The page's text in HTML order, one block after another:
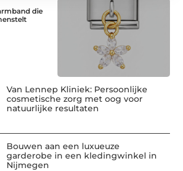
die
Van Lennep Kliniek: Persoonlijke
cosmetische zorg met oog voor
natuurlijke resultaten
Bouwen aan een luxueuze
garderobe in een kledingwinkel in
Nijmegen